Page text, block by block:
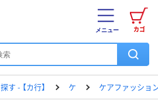
カゴ
メニュー
す - 【カ行】 ケ ケアファッショ